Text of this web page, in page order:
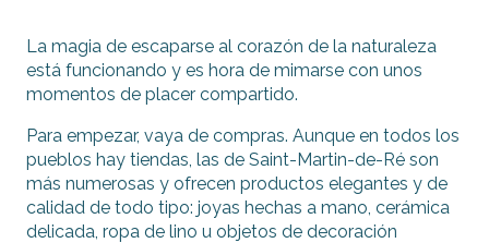
La magia de escaparse al corazón de la naturaleza
está funcionando y es hora de mimarse con unos
momentos de placer compartido.
Para empezar, vaya de compras. Aunque en todos los
pueblos hay tiendas, las de Saint-Martin-de-Ré son
más numerosas y ofrecen productos elegantes y de
calidad de todo tipo: joyas hechas a mano, cerámica
delicada, ropa de lino u objetos de decoración